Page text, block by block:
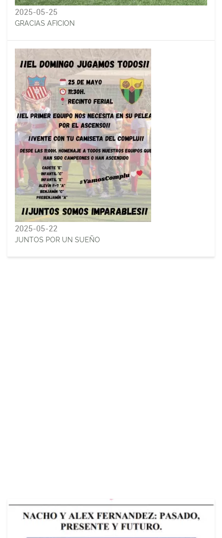
2025-05-25
GRACIAS AFICION
2025-05-22
JUNTOS POR UN SUEÑO